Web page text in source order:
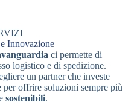
Innovazione
ci permette di
logistico e di spedizione.
un partner che investe
per offrire soluzioni sempre più
sostenibili.